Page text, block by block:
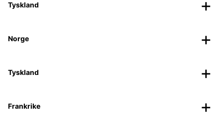
Tyskland
Norge
Tyskland
Frankrike